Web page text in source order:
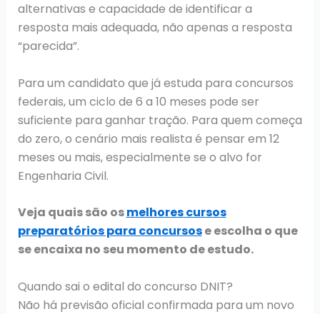
alternativas e capacidade de identificar a
resposta mais adequada, não apenas a resposta
“parecida”.
Para um candidato que já estuda para concursos
federais, um ciclo de 6 a 10 meses pode ser
suficiente para ganhar tração. Para quem começa
do zero, o cenário mais realista é pensar em 12
meses ou mais, especialmente se o alvo for
Engenharia Civil.
Veja quais são osmelhores cursos
preparatórios para concursose escolha o que
se encaixa no seu momento de estudo.
Quando sai o edital do concurso DNIT?
Não há previsão oficial confirmada para um novo